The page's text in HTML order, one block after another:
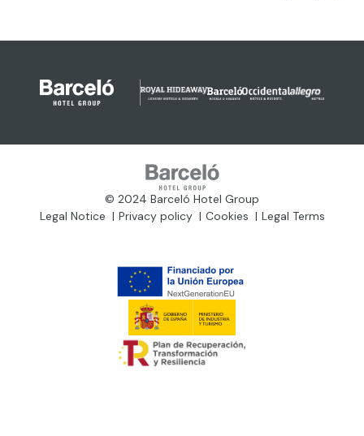
© 2024 Barceló Hotel Group
Legal Notice
Privacy policy Cookies Legal Terms